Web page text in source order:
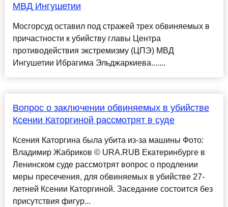
МВД Ингушетии
Мосгорсуд оставил под стражей трех обвиняемых в
причастности к убийству главы Центра
противодействия экстремизму (ЦПЭ) МВД
Ингушетии Ибрагима Эльджаркиева.......
Вопрос о заключении обвиняемых в убийстве
Ксении Каторгиной рассмотрят в суде
Ксения Каторгина была убита из-за машины Фото:
Владимир Жабриков © URA.RUВ Екатеринбурге в
Ленинском суде рассмотрят вопрос о продлении
меры пресечения, для обвиняемых в убийстве 27-
летней Ксении Каторгиной. Заседание состоится без
присутствия фигур...